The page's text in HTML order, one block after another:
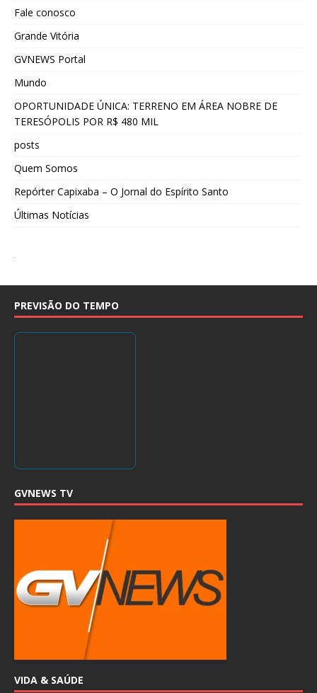
Fale conosco
Grande Vitória
GVNEWS Portal
Mundo
OPORTUNIDADE ÚNICA: TERRENO EM ÁREA NOBRE DE
TERESÓPOLIS POR R$ 480 MIL
posts
Quem Somos
Repórter Capixaba – O Jornal do Espírito Santo
Últimas Notícias
PREVISÃO DO TEMPO
GVNEWS TV
VIDA & SAÚDE